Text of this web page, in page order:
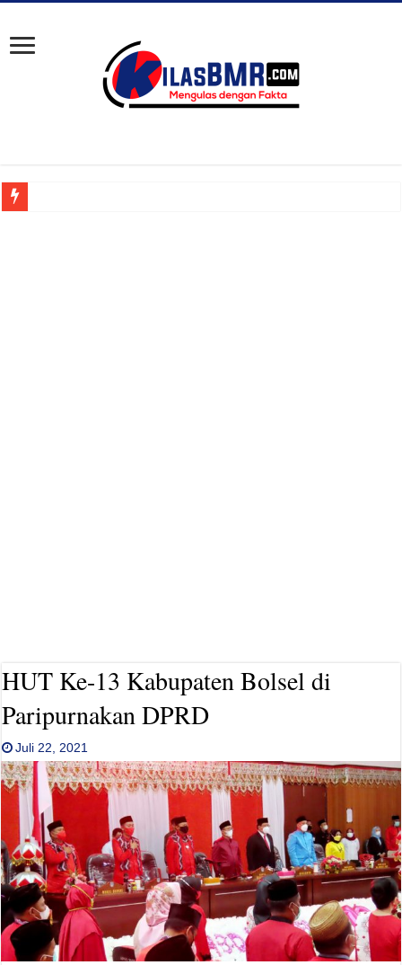
HUT Ke-13 Kabupaten Bolsel di
Paripurnakan DPRD
Juli 22, 2021